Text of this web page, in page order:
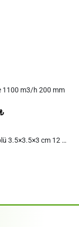
1100 m3/h 200 mm
₺
Eazy Plug Tohum Ekim Viyolü 3.5×3.5×3 cm 12 göz